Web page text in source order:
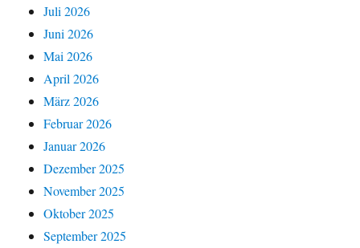
Juli 2026
Juni 2026
Mai 2026
April 2026
März 2026
Februar 2026
Januar 2026
Dezember 2025
November 2025
Oktober 2025
September 2025